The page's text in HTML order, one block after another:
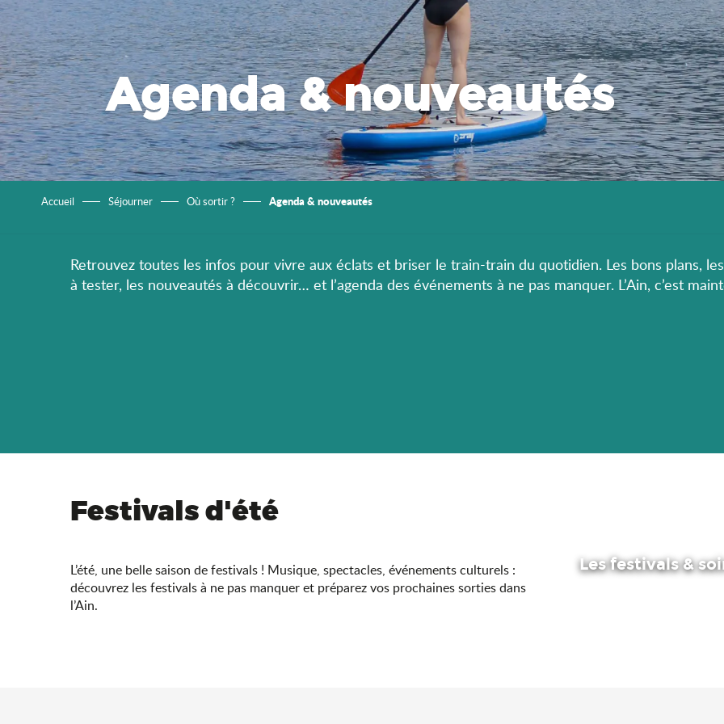
Agenda & nouveautés
Accueil Séjourner Où sortir ? Agenda & nouveautés
Retrouvez toutes les infos pour vivre aux éclats et briser le train-train du quotidien. Les bons plans,
à tester, les nouveautés à découvrir… et l’agenda des événements à ne pas manquer. L’Ain, c’est
Festivals d'été
L’été, une belle saison de festivals ! Musique, spectacles, événements culturels :
découvrez les festivals à ne pas manquer et préparez vos prochaines sorties dans
l’Ain.
Les festivals &